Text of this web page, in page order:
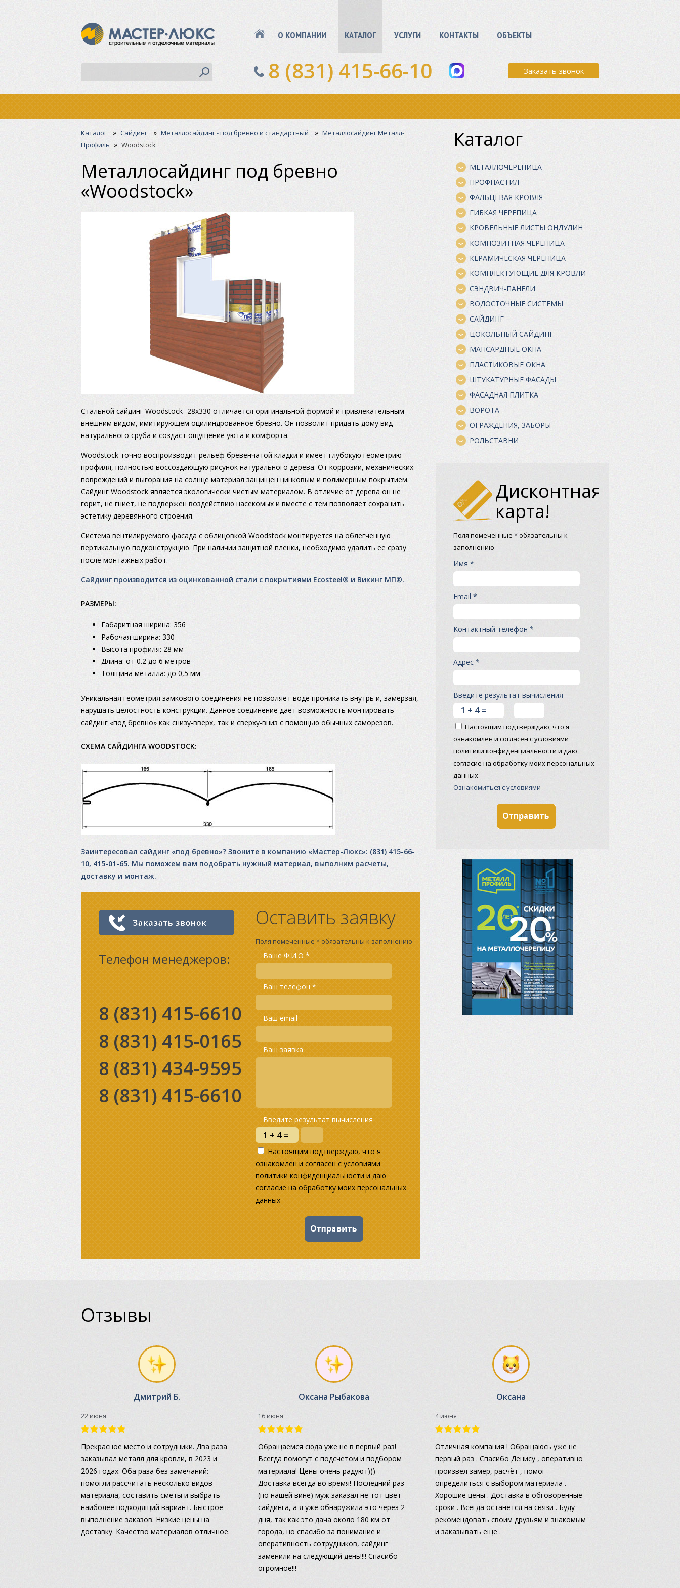
О КОМПАНИИ КАТАЛОГ УСЛУГИ КОНТАКТЫ ОБЪЕКТЫ
Заказать звонок
8 (831) 415-66-10
Каталог» Сайдинг» Металлосайдинг - под бревно и стандартный » Металлосайдинг Металл-
Профиль » Woodstock
Металлосайдинг под бревно
«Woodstock»
Стальной сайдинг Woodstock -28х330 отличается оригинальной формой и привлекательным
внешним видом, имитирующем оцилиндрованное бревно. Он позволит придать дому вид
натурального сруба и создаст ощущение уюта и комфорта.
Woodstock точно воспроизводит рельеф бревенчатой кладки и имеет глубокую геометрию
профиля, полностью воссоздающую рисунок натурального дерева. От коррозии, механических
повреждений и выгорания на солнце материал защищен цинковым и полимерным покрытием.
Сайдинг Woodstock является экологически чистым материалом. В отличие от дерева он не
горит, не гниет, не подвержен воздействию насекомых и вместе с тем позволяет сохранить
эстетику деревянного строения.
Система вентилируемого фасада с облицовкой Woodstock монтируется на облегченную
вертикальную подконструкцию. При наличии защитной пленки, необходимо удалить ее сразу
после монтажных работ.
Сайдинг производится из оцинкованной стали с покрытиями Ecosteel® и Викинг МП®.
РАЗМЕРЫ:
Габаритная ширина: 356
Рабочая ширина: 330
Высота профиля: 28 мм
Длина: от 0.2 до 6 метров
Толщина металла: до 0,5 мм
Уникальная геометрия замкового соединения не позволяет воде проникать внутрь и, замерзая,
нарушать целостность конструкции. Данное соединение даёт возможность монтировать
сайдинг «под бревно» как снизу-вверх, так и сверху-вниз c помощью обычных саморезов.
СХЕМА САЙДИНГА WOODSTOCK:
Заинтересовал сайдинг «под бревно»? Звоните в компанию «Мастер-Люкс»: (831) 415-66-
10, 415-01-65. Мы поможем вам подобрать нужный материал, выполним расчеты,
доставку и монтаж.
Телефон менеджеров:
8 (831) 415-6610
8 (831) 415-0165
8 (831) 434-9595
8 (831) 415-6610
Оставить заявку
Поля помеченные * обязательны к заполнению
Ваше Ф.И.О *
Ваш телефон *
Ваш email
Ваш заявка
Введите результат вычисления
Настоящим подтверждаю, что я
ознакомлен и согласен с условиями
политики конфиденциальности и даю
согласие на обработку моих персональных
данных
Каталог
МЕТАЛЛОЧЕРЕПИЦА
ПРОФНАСТИЛ
ФАЛЬЦЕВАЯ КРОВЛЯ
ГИБКАЯ ЧЕРЕПИЦА
КРОВЕЛЬНЫЕ ЛИСТЫ ОНДУЛИН
КОМПОЗИТНАЯ ЧЕРЕПИЦА
КЕРАМИЧЕСКАЯ ЧЕРЕПИЦА
КОМПЛЕКТУЮЩИЕ ДЛЯ КРОВЛИ
СЭНДВИЧ-ПАНЕЛИ
ВОДОСТОЧНЫЕ СИСТЕМЫ
САЙДИНГ
ЦОКОЛЬНЫЙ САЙДИНГ
МАНСАРДНЫЕ ОКНА
ПЛАСТИКОВЫЕ ОКНА
ШТУКАТУРНЫЕ ФАСАДЫ
ФАСАДНАЯ ПЛИТКА
ВОРОТА
ОГРАЖДЕНИЯ, ЗАБОРЫ
РОЛЬСТАВНИ
Дисконтная
карта!
Поля помеченные * обязательны к
заполнению
Имя *
Email *
Контактный телефон *
Адрес *
Введите результат вычисления
Настоящим подтверждаю, что я
ознакомлен и согласен с условиями
политики конфиденциальности и даю
согласие на обработку моих персональных
данных
Ознакомиться с условиями
Отзывы
Дмитрий Б.
22 июня
Прекрасное место и сотрудники. Два раза
заказывал металл для кровли, в 2023 и
2026 годах. Оба раза без замечаний:
помогли рассчитать несколько видов
материала, составить сметы и выбрать
наиболее подходящий вариант. Быстрое
выполнение заказов. Низкие цены на
доставку. Качество материалов отличное.
Оксана Рыбакова
16 июня
Обращаемся сюда уже не в первый раз!
Всегда помогут с подсчетом и подбором
материала! Цены очень радуют)))
Доставка всегда во время! Последний раз
(по нашей вине) муж заказал не тот цвет
сайдинга, а я уже обнаружила это через 2
дня, так как это дача около 180 км от
города, но спасибо за понимание и
оперативность сотрудников, сайдинг
заменили на следующий день!!!! Спасибо
огромное!!!
Оксана
4 июня
Отличная компания ! Обращаюсь уже не
первый раз . Спасибо Денису , оперативно
произвел замер, расчёт , помог
определиться с выбором материала .
Хорошие цены . Доставка в обговоренные
сроки . Всегда останется на связи . Буду
рекомендовать своим друзьям и знакомым
и заказывать еще .